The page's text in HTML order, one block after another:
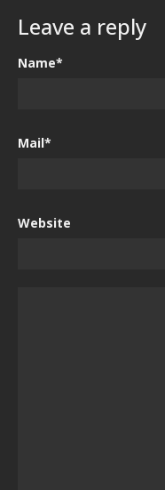
Leave a reply
Name*
Mail*
Website